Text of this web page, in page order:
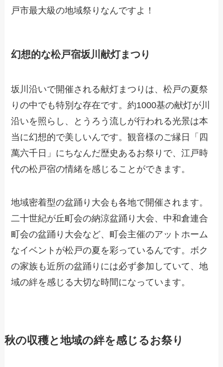
戸市最大級の地域祭りなんですよ！
幻想的な松戸宿坂川献灯まつり
坂川沿いで開催される献灯まつりは、松戸の夏祭
りの中でも特別な存在です。約1000基の献灯が川
沿いを照らし、とうろう流しが行われる光景は本
当に幻想的で美しいんです。観音様のご縁日「四
萬六千日」にちなんだ歴史あるお祭りで、江戸時
代の松戸宿の情緒を感じることができます。
地域密着型の盆踊り大会も各地で開催されます。
二十世紀が丘町会の納涼盆踊り大会、中和倉連合
町会の盆踊り大会など、町会主催のアットホーム
なイベントが松戸の夏を彩っているんです。ボク
の家族も近所の盆踊りには必ず参加していて、地
域の絆を感じる大切な時間になっています。
秋の収穫と地域の絆を感じるお祭り